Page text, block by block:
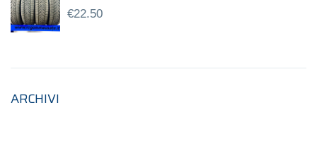
€22.50
ARCHIVI